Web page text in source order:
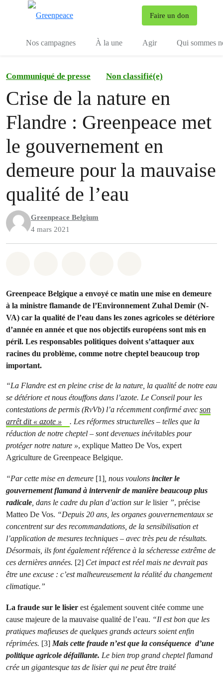
Faire un don
Nos campagnes À la une Agir Qui sommes
Communiqué de presse Non classifié(e)
Crise de la nature en
Flandre : Greenpeace met
le gouvernement en
demeure pour la mauvaise
qualité de l’eau
Greenpeace Belgium
4 mars 2021
Greenpeace Belgique a envoyé ce matin une mise en demeure
à la ministre flamande de l’Environnement Zuhal Demir (N-
VA) car la qualité de l’eau dans les zones agricoles se détériore
d’année en année et que nos objectifs européens sont mis en
péril. Les responsables politiques doivent s’attaquer aux
racines du problème, comme notre cheptel beaucoup trop
important.
“La Flandre est en pleine crise de la nature, la qualité de notre eau
se détériore et nous étouffons dans l’azote. Le Conseil pour les
contestations de permis (RvVb) l’a récemment confirmé avec son
arrêt dit « azote »
. Les réformes structurelles – telles que la
réduction de notre cheptel – sont devenues inévitables pour
protéger notre nature », explique Matteo De Vos, expert
Agriculture de Greenpeace Belgique.
“Par cette mise en demeure [1], nous voulons inciter le
gouvernement flamand à intervenir de manière beaucoup plus
radicale, dans le cadre du plan d’action sur le lisier ”, précise
Matteo De Vos. “Depuis 20 ans, les organes gouvernementaux se
concentrent sur des recommandations, de la sensibilisation et
l’application de mesures techniques – avec très peu de résultats.
Désormais, ils font également référence à la sécheresse extrême de
ces dernières années. [2] Cet impact est réel mais ne devrait pas
être une excuse : c’est malheureusement la réalité du changement
climatique.”
La fraude sur le lisier est également souvent citée comme une
cause majeure de la mauvaise qualité de l’eau. “Il est bon que les
pratiques mafieuses de quelques grands acteurs soient enfin
réprimées. [3] Mais cette fraude n’est que la conséquence d’une
politique agricole défaillante. Le bien trop grand cheptel flamand
crée un gigantesque tas de lisier qui ne peut être traité